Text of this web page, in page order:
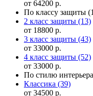
от 64200 р.
По классу защиты
2 класс защиты (13)
от 18800 р.
3 класс защиты (43)
от 33000 р.
4 класс защиты (52)
от 33000 р.
По стилю интерьера
Классика (39)
от 34500 р.